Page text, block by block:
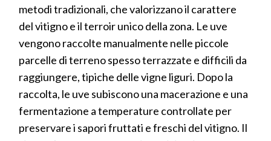
metodi tradizionali, che valorizzano il carattere
del vitigno e il terroir unico della zona. Le uve
vengono raccolte manualmente nelle piccole
parcelle di terreno spesso terrazzate e difficili da
raggiungere, tipiche delle vigne liguri. Dopo la
raccolta, le uve subiscono una macerazione e una
fermentazione a temperature controllate per
preservare i sapori fruttati e freschi del vitigno. Il